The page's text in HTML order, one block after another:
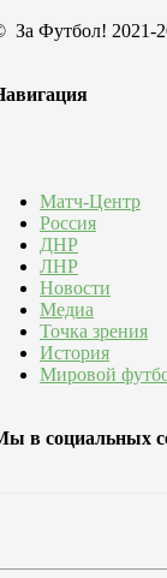
За Футбол! 2021-
Матч-Центр
Россия
ДНР
ЛНР
Новости
Медиа
Точка зрения
История
Мировой
в социальных